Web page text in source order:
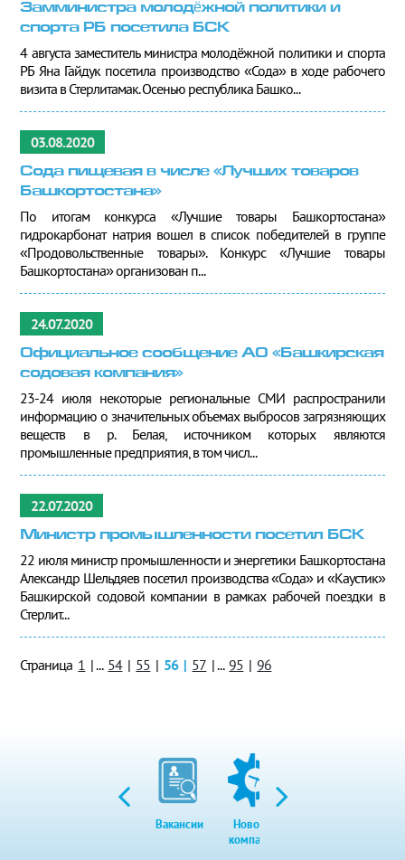
Замминистра молодёжной политики и
спорта РБ посетила БСК
4 августа заместитель министра молодёжной политики и спорта
РБ Яна Гайдук посетила производство «Сода» в ходе рабочего
визита в Стерлитамак. Осенью республика Башко...
03.08.2020
Сода пищевая в числе «Лучших товаров
Башкортостана»
По итогам конкурса «Лучшие товары Башкортостана»
гидрокарбонат натрия вошел в список победителей в группе
«Продовольственные товары». Конкурс «Лучшие товары
Башкортостана» организован п...
24.07.2020
Официальное сообщение АО «Башкирская
содовая компания»
23-24 июля некоторые региональные СМИ распространили
информацию о значительных объемах выбросов загрязняющих
веществ в р. Белая, источником которых являются
промышленные предприятия, в том числ...
22.07.2020
Министр промышленности посетил БСК
22 июля министр промышленности и энергетики Башкортостана
Александр Шельдяев посетил производства «Сода» и «Каустик»
Башкирской содовой компании в рамках рабочей поездки в
Стерлит...
Страница 1 | ... 54 | 55 | 56 | 57 | ... 95 | 96
Вакансии
Новости
компании